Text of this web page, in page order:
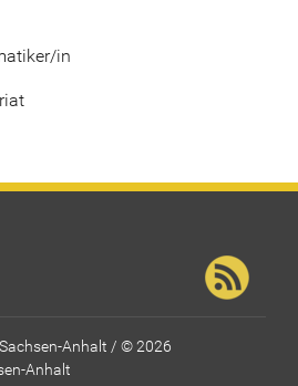
in
Anhalt / © 2026
Anhalt